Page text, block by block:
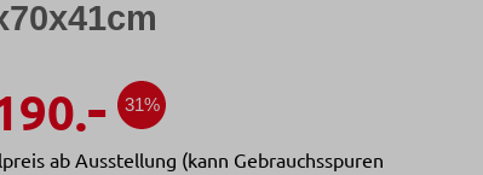
- 31%
ab Ausstellung (kann Gebrauchsspuren